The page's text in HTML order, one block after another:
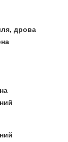
дрова